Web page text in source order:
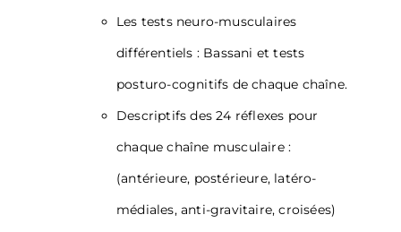
Les tests neuro-musculaires
différentiels : Bassani et tests
posturo-cognitifs de chaque chaîne.
Descriptifs des 24 réflexes pour
chaque chaîne musculaire :
(antérieure, postérieure, latéro-
médiales, anti-gravitaire, croisées)